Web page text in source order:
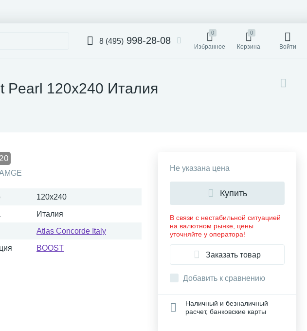
8 (495) 998-28-08
0
Избранное
0
Корзина Войти
Pearl 120x240 Италия
120x240
Италия
Atlas Concorde Italy
BOOST
Не указана цена
Купить
В связи с нестабильной ситуацией
на валютном рынке, цены
уточняйте у оператора!
Заказать товар
Добавить к сравнению
Наличный и безналичный
расчет, банковские карты